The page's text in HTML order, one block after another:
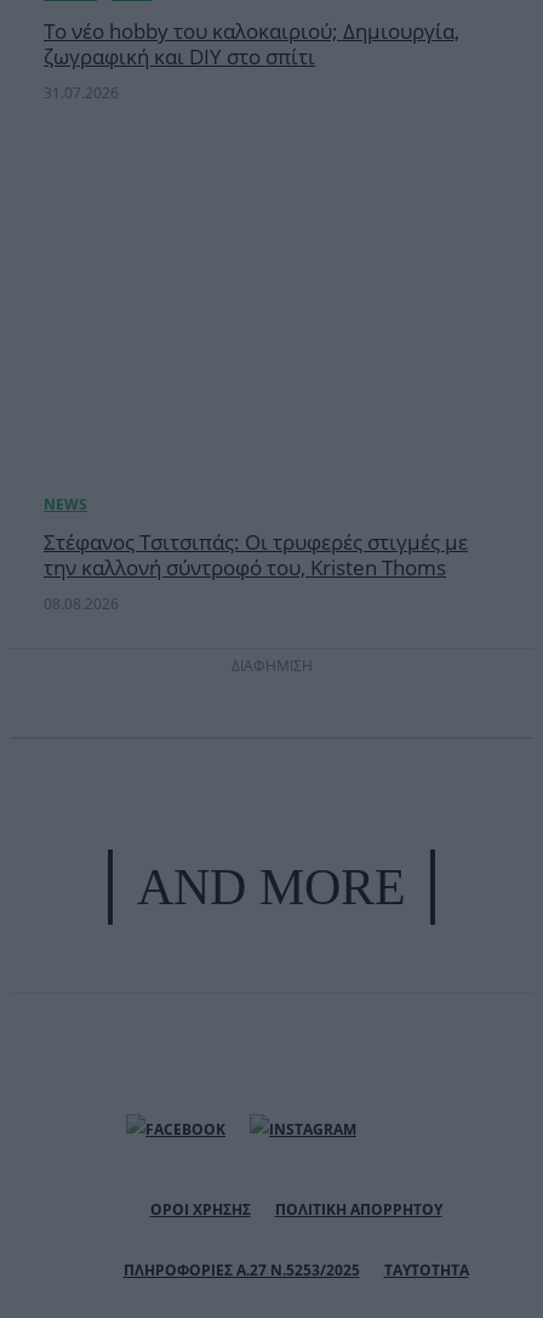
Το νέο hobby του καλοκαιριού; Δημιουργία,
ζωγραφική και DIY στο σπίτι
31.07.2026
Στέφανος Τσιτσιπάς: Οι τρυφερές στιγμές με
την καλλονή σύντροφό του, Kristen Thoms
08.08.2026
ΔΙΑΦΗΜΙΣΗ
AND MORE
ΟΡΟΙ ΧΡΗΣΗΣ ΠΟΛΙΤΙΚΗ ΑΠΟΡΡΗΤΟΥ
ΠΛΗΡΟΦΟΡΙΕΣ Α.27 Ν.5253/2025 ΤΑΥΤΟΤΗΤΑ